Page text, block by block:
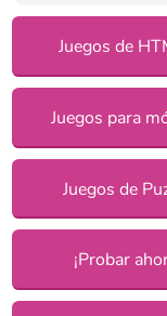
Juegos de
Juegos para
Juegos de
¡Probar